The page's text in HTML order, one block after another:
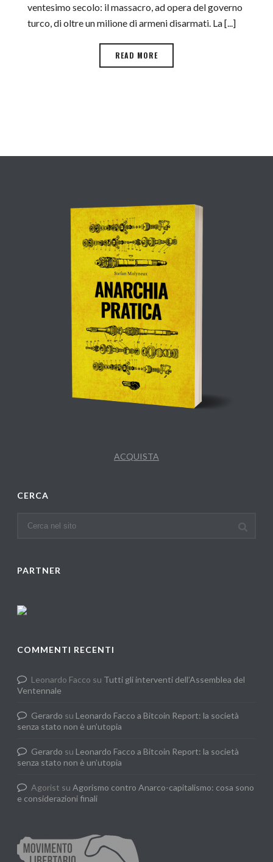
ventesimo secolo: il massacro, ad opera del governo
turco, di oltre un milione di armeni disarmati. La [...]
READ MORE
ACQUISTA
CERCA
PARTNER
COMMENTI RECENTI
Leonardo Facco su Tutti gli interventi dell’Assemblea del
Ventennale
Gerardo su Leonardo Facco a Bitcoin Report: la società
senza stato non è un’utopia
Gerardo su Leonardo Facco a Bitcoin Report: la società
senza stato non è un’utopia
Agorist suAgorismo contro Anarco-capitalismo: cosa sono
e considerazioni finali